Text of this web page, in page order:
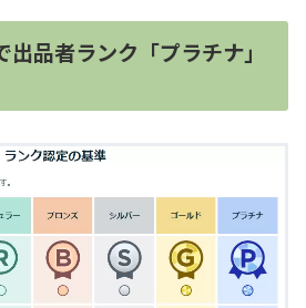
品者ランク「プラチナ」